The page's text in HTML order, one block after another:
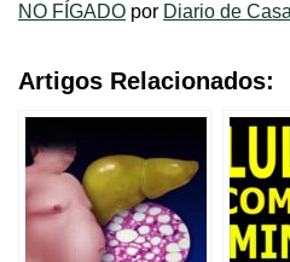
NO FÍGADO por Diario de Casa
Artigos Relacionados: